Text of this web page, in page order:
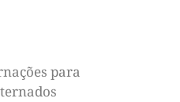
para